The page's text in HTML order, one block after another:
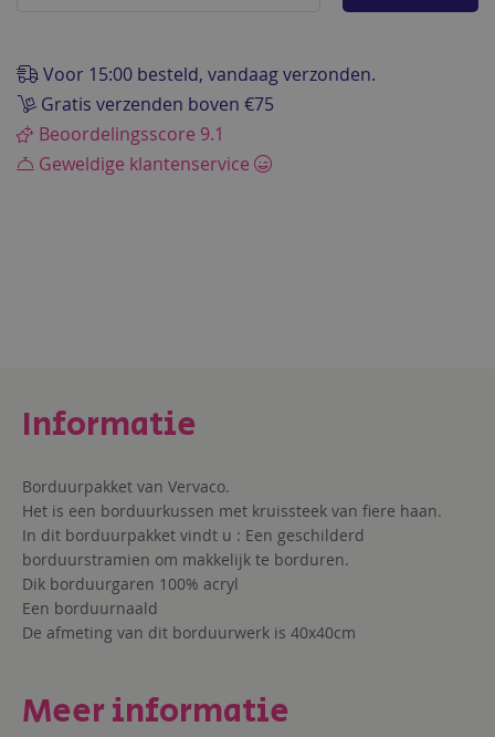
Voor 15:00 besteld, vandaag verzonden.
Gratis verzenden boven €75
Beoordelingsscore 9.1
Geweldige klantenservice
Borduurpakket van Vervaco.
Het is een borduurkussen met kruissteek van fiere haan.
In dit borduurpakket vindt u : Een geschilderd
borduurstramien om makkelijk te borduren.
Dik borduurgaren 100% acryl
Een borduurnaald
De afmeting van dit borduurwerk is 40x40cm
Meer informatie